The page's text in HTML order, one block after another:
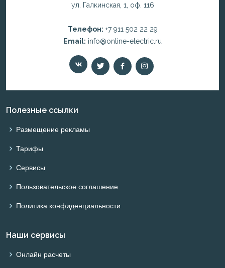
ул. Галкинская, 1, оф. 116
Телефон: +7 911 502 22 29
Email: info@online-electric.ru
Полезные ссылки
Размещение рекламы
Тарифы
Сервисы
Пользовательское соглашение
Политика конфиденциальности
Наши сервисы
Онлайн расчеты